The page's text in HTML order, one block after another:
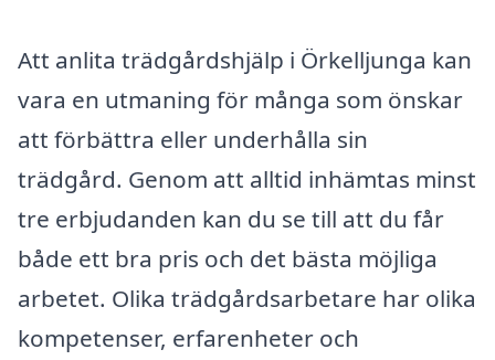
Att anlita trädgårdshjälp i Örkelljunga kan
vara en utmaning för många som önskar
att förbättra eller underhålla sin
trädgård. Genom att alltid inhämtas minst
tre erbjudanden kan du se till att du får
både ett bra pris och det bästa möjliga
arbetet. Olika trädgårdsarbetare har olika
kompetenser, erfarenheter och